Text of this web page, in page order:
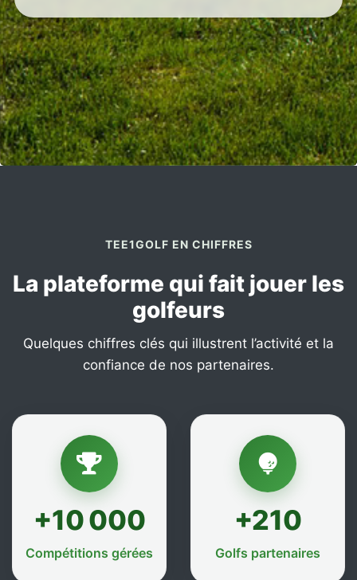
TEE1GOLF EN CHIFFRES
La plateforme qui fait jouer les
golfeurs
Quelques chiffres clés qui illustrent l’activité et la
confiance de nos partenaires.
+10 000
Compétitions gérées
+210
Golfs partenaires